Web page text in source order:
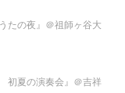
たの夜』＠祖師ヶ谷大
初夏の演奏会』＠吉祥